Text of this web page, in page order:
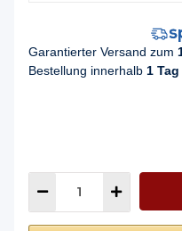
Garantierter Versand zum
Bestellung innerhalb 1